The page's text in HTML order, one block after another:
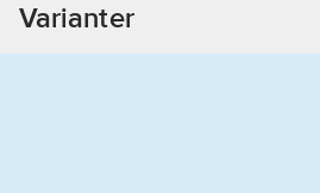
Varianter